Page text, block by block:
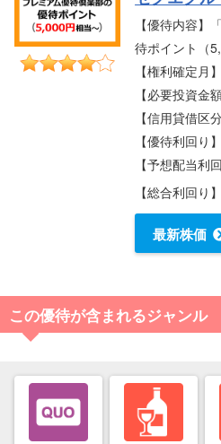
【優待内容】
待ポイント（
【権利確定月】
【必要投資金
【信用貸借区
【優待利回り
【予想配当利
【総合利回り
最新株価
この優待が含まれるジャンル